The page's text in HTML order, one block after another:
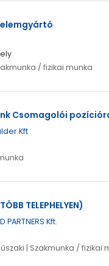
/ fizikai munka
Csomagolói
Kft
TELEPHELYEN)
PARTNERS Kft.
| Szakmunka / fizikai